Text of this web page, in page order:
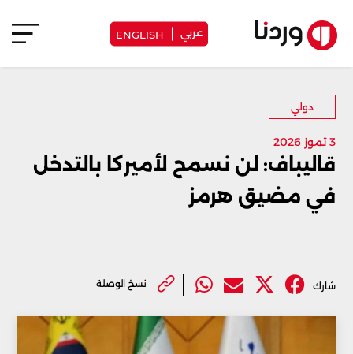
عربي ENGLISH
دولي
3 تموز 2026
قاليباف: لن نسمح لأميركا بالتدخل
في مضيق هرمز
شارك نسخ الوصلة